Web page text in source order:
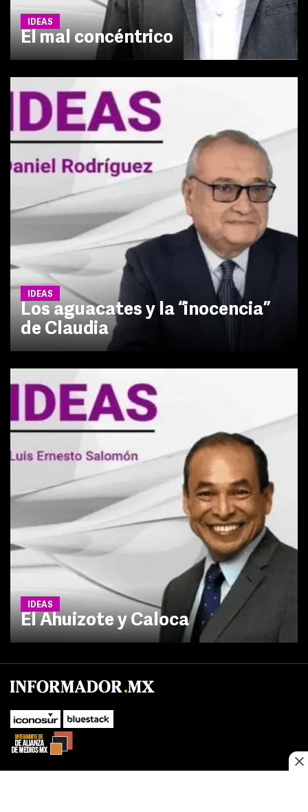
IDEAS
El mal concéntrico
IDEAS
Los aguacates y la “inocencia”
de Claudia
IDEAS
El Ahuizote y Caloca